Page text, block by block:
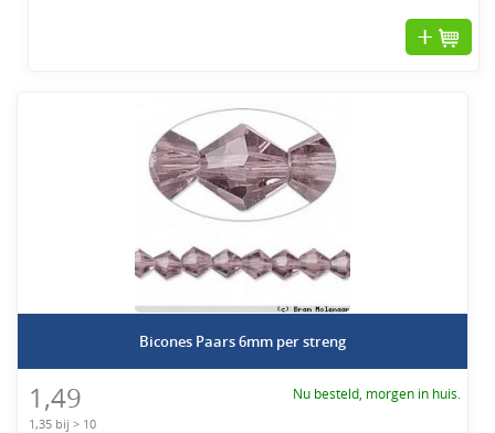
Bicones Paars 6mm per streng
1,49
1,35 bij > 10
Nu besteld, morgen in huis.